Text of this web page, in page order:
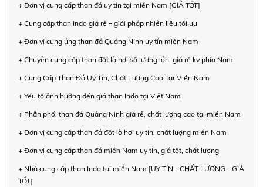
+ Đơn vị cung cấp than đá uy tín tại miền Nam [GIÁ TỐT]
+ Cung cấp than Indo giá rẻ – giải pháp nhiên liệu tối ưu
+ Đơn vị cung ứng than đá Quảng Ninh uy tín miền Nam
+ Chuyên cung cấp than đốt lò hơi số lượng lớn, giá rẻ kv phía Nam
+ Cung Cấp Than Đá Uy Tín, Chất Lượng Cao Tại Miền Nam
+ Yếu tố ảnh hưởng đến giá than Indo tại Việt Nam
+ Phân phối than đá Quảng Ninh giá rẻ, chất lượng cao tại miền Nam
+ Đơn vị cung cấp than đá đốt lò hơi uy tín, chất lượng miền Nam
+ Đơn vị cung cấp than đá miền Nam uy tín, giá tốt, chất lượng
+ Nhà cung cấp than Indo tại miền Nam [UY TÍN - CHẤT LƯỢNG - GIÁ
TỐT]